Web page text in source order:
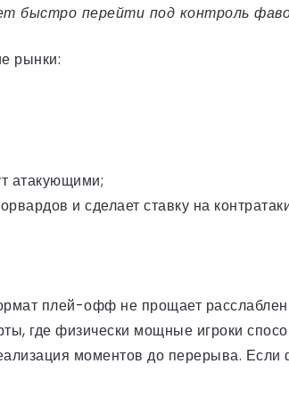
быстро перейти под контроль
рынки:
атакующими;
и сделает ставку на
плей-офф не прощает
где физически мощные игроки
моментов до перерыва. Если